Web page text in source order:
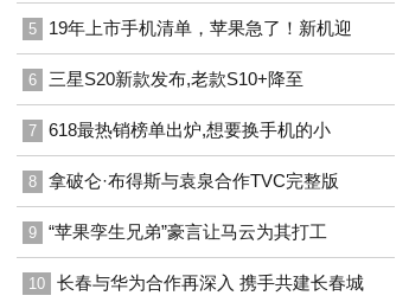
5 19年上市手机清单，苹果急了！新机迎
6 三星S20新款发布,老款S10+降至
7 618最热销榜单出炉,想要换手机的小
8 拿破仑·布得斯与袁泉合作TVC完整版
9 “苹果孪生兄弟”豪言让马云为其打工
10 长春与华为合作再深入 携手共建长春城